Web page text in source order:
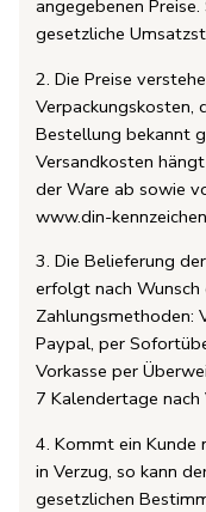
angegebenen
gesetzliche
2. Die Preise
Verpackungskosten,
Bestellung bekannt
Versandkosten
der Ware ab sowie
www.din-
3. Die Belieferung
erfolgt nach
Zahlungsmethoden:
Paypal, per
Vorkasse per
7 Kalendertage
4. Kommt ein Kunde
in Verzug, so kann
gesetzlichen